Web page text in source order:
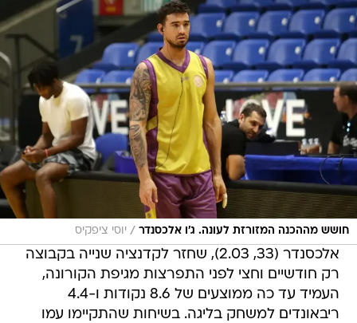
חושש מההכנה המזורזת לעונה. ג'ו אלכסנדר / יוסי ציפקיס
אלכסנדר (33, 2.03), שחזר לקדנציה שנייה בקבוצה
רק חודשיים וחצי לפני התפרצות מגיפת הקורונה,
העמיד עד כה ממוצעים של 8.6 נקודות ו-4.4
ריבאונדים למשחק בליגה. בשיחות שהתקיימו עמו